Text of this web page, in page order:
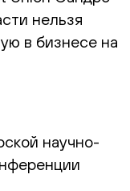
нельзя
в бизнесе на
научно-